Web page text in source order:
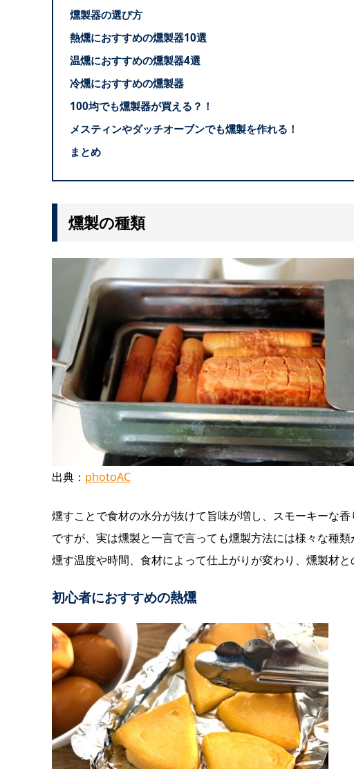
燻製器の選び方
熱燻におすすめの燻製器10選
温燻におすすめの燻製器4選
冷燻におすすめの燻製器
100均でも燻製器が買える？！
メスティンやダッチオーブンでも燻製を作れる！
まとめ
燻製の種類
出典： photoAC
燻すことで食材の水分が抜けて旨味が増し、スモーキーな香
ですが、実は燻製と一言で言っても燻製方法には様々な種類
燻す温度や時間、食材によって仕上がりが変わり、燻製材と
初心者におすすめの熱燻